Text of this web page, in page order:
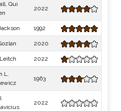
Qui
2022
1992
2020
2022
L.
1963
2022